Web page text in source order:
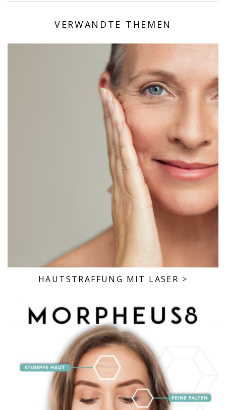
VERWANDTE THEMEN
HAUTSTRAFFUNG MIT LASER >